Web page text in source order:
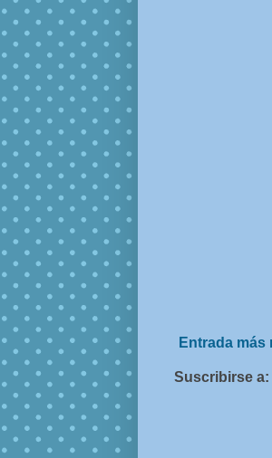
Entrada más
Suscribirse a: